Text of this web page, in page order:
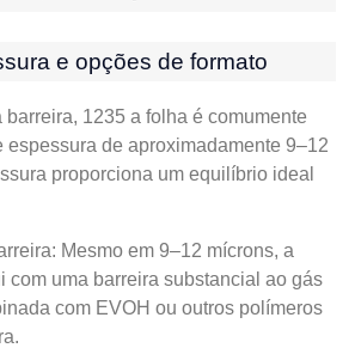
e opções de formato
barreira, 1235 a folha é comumente
espessura de aproximadamente 9–12
proporciona um equilíbrio ideal
Mesmo em 9–12 mícrons, a
com uma barreira substancial ao gás
com EVOH ou outros polímeros